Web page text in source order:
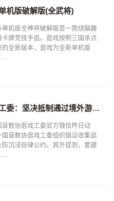
机版破解版(全武将)
单机版全神将破解版是一款烧脑趣
卡牌竞技手逛。逛戏按照三国杀点
的全新版本，逛戏为全新单机版
免费单机游戏下载平台游戏工委：坚决抵制通过境外游戏平台向国内用户提供服务Steam要凉凉了？
音数协逛戏工委官方微信昨日动
国音数协逛戏工委组织倡议收集逛
防沉浸自律公约。其外提到，要建